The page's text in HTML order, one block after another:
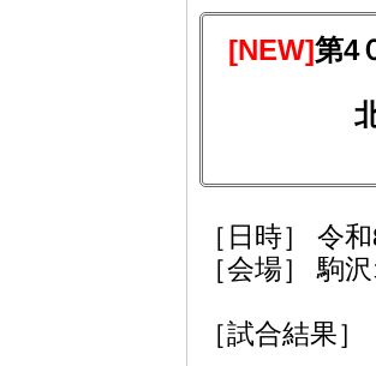
[NEW]第4
［日時］ 令
［会場］ 駒
［試合結果］